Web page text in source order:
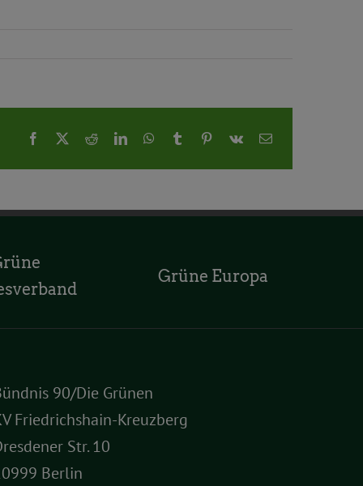
Facebook RedditLinkedInWhatsApp
Tumblr Pinterest
Vk
E-
Grüne Europa
90/Die Grünen
Friedrichshain-Kreuzberg
Str. 10
Berlin